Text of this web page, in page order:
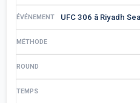
UFC 306 â Riyadh